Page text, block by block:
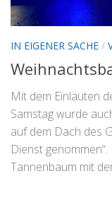
IN EIGENER SACHE /
Mit dem Einläuten
Samstag wurde
auf dem Dach des
Dienst
Tannenbaum mit